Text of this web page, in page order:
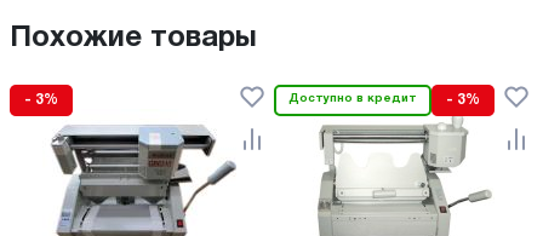
Похожие товары
- 3% Доступно в кредит - 3%